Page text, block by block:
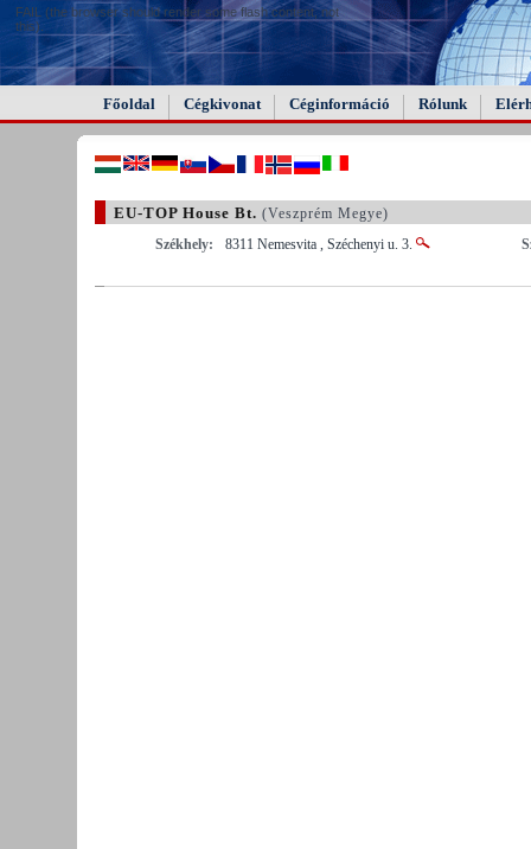
FAIL (the browser should render some flash content, not
this).
Főoldal Cégkivonat Céginformáció Rólunk
EU-TOP House Bt. (Veszprém Megye)
Székhely:
8311 Nemesvita , Széchenyi u. 3.